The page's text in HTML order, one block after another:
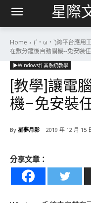
星際
Home (´・ω・`)跨平台應用
在數分鐘後自動關機--免安裝
▶Windows作業系統教學
[教學]讓電
機–免安裝
By 星夢月影 2019 年 12 月 15
分享文章：